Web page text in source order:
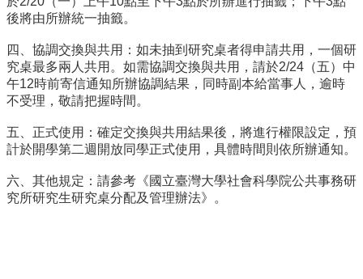
學
生
事
務
論
文
口
試
專
區
招
後將由所辦統一抽籤。
四、協調交換與共用：如未抽到研究桌者得申請共用，一個研
究桌最多兩人共用。如需協調交換與共用，請於2/24（五）中
午12時前寄信通知所辦協調結果，同時副本給當事人，逾時
不受理，敬請把握時間。
五、正式使用：確定交換與共用結果後，將進行權限設定，預
計於開學第二週開放同學正式使用，具體時間則依所辦通知。
六、其他規定：請參考《國立臺灣大學社會科學院公共事務研
究所研究生研究桌分配及管理辦法》。